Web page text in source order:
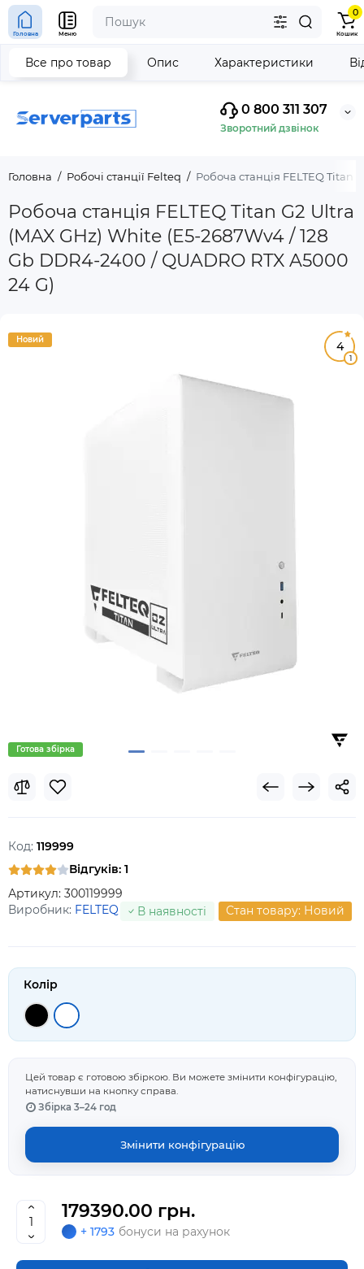
0 800 311 307
Зворотний дзвінок
Головна Меню
0
Кошик
Головна Робочі станції Felteq Робоча станція FELTEQ Titan
Робоча станція FELTEQ Titan G2 Ultra
(MAX GHz) White (E5-2687Wv4 / 128
Gb DDR4-2400 / QUADRO RTX A5000
24 G)
Все про товар Опис Характеристики
Новий
Готова збірка
4
1
Код: 119999
Відгуків: 1
Артикул: 300119999
Виробник: FELTEQ В наявності Стан товару: Новий
Колір
Цей товар є готовою збіркою. Ви можете змінити конфігурацію,
натиснувши на кнопку справа.
Збірка 3–24 год
Змінити конфігурацію
179390.00 грн.
+ 1793 бонуси на рахунок